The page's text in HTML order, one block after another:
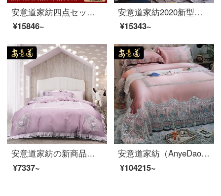
安意道家紡四点セットベッド用品欧式ハイエンドベッド用品高精高密貢服飾布団カバー別荘見本板間多点セット伊人ファッションシーツ様式四点セット1.5 mベッド（200*230芯に適合）
¥15846~
安意道家紡2020新型中国風シンプルなブルーの家のストライプの全綿80 S寝具4点セット刺繍の純色4点セット1.5-2フィンランド恋曲-青1.8メートルベッド
¥15343~
安意道家紡の新商品を発売しました。新商品の子供用ベッド用品80本の綿の刺繍四点セットの可愛いキャラクターの綿シーツ純綿布団セットの少女心姫風1.2メートルベッドの美しい紫1.5メートルベッドです。
¥7337~
安意道家紡（AnyeDao）欧米式純色レースのシルクベッドの上の4点セットの100%桑糸ピンクの王女桑糸枕カバーのピンクの王女A面34 mB面32 m 2.0メートルのベッド
¥104215~